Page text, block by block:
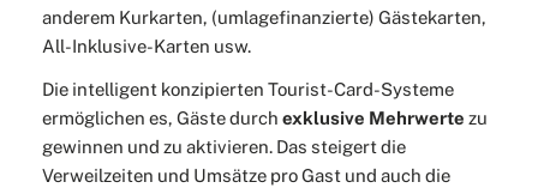
anderem Kurkarten, (umlagefinanzierte) Gästekarten,
All-Inklusive-Karten usw.
Die intelligent konzipierten Tourist-Card-Systeme
ermöglichen es, Gäste durch exklusive Mehrwerte zu
gewinnen und zu aktivieren. Das steigert die
Verweilzeiten und Umsätze pro Gast und auch die